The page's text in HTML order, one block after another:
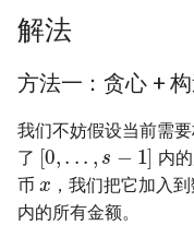
27. 二叉树的镜像
29. 顺时针打印矩阵
30. 包含 min 函数的栈
31. 栈的压入、弹出序列
23. 两个链表的第一个
25. 链表中的两数相加
26. 重排链表
4.3. 特定深度节点链表
4.4. 检查平衡性
4.5. 合法二叉搜索树
4.6. 后继者
解法
方法一：贪心 +
我们不妨假设当前需
了
[0,...s−1]
内
币
x
，我们把它加入
内的所有金额。